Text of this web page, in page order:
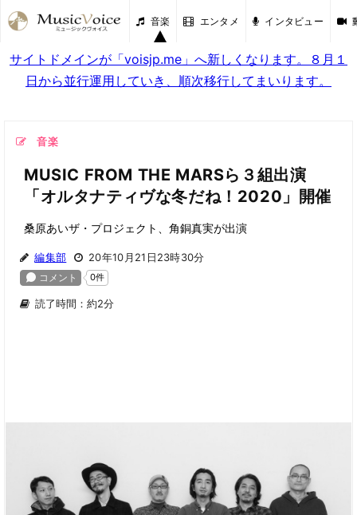
音楽 エンタメ インタビュー
サイトドメインが「voisjp.me」へ新しくなります。８月１
日から並行運用していき、順次移行してまいります。
音楽
MUSIC FROM THE MARSら３組出演
「オルタナティヴな冬だね！2020」開催
桑原あいザ・プロジェクト、角銅真実が出演
編集部 20年10月21日23時30分
読了時間：約2分